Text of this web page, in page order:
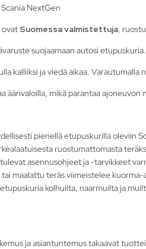
NextGen
ovat Suomessa valmistettuja ,
suojaamaan autosi
kalliiksi ja viedä aikaa.
äärivaloilla, mikä parantaa
pienellä etupuskurilla oleviin
ruostumattomasta
asennusohjeet ja -tarvikkeet
tai maalattu teräs viimeistelee
kolhuilta, naarmuilta ja
ja asiantuntemus takaavat